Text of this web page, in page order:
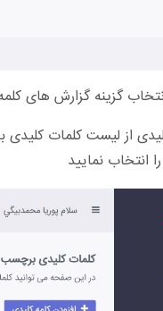
گزینه گزارش های
از لیست کلمات
انتخاب نمایید